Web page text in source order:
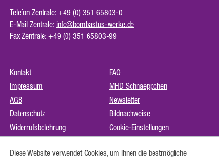
Telefon Zentrale: +49 (0) 351 65803-0
E-Mail Zentrale: info@bombastus-werke.de
Fax Zentrale: +49 (0) 351 65803-99
Kontakt
Impressum
AGB
Datenschutz
Widerrufsbelehrung
FAQ
MHD Schnaeppchen
Newsletter
Bildnachweise
Cookie-Einstellungen
Barrierefreiheit
Diese Website verwendet Cookies, um Ihnen die bestmögliche